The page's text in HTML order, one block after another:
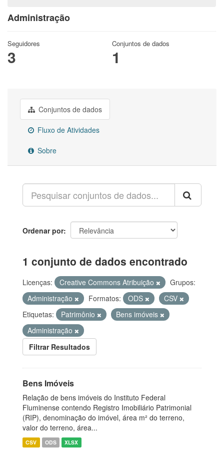
Administração
Seguidores
3
Conjuntos de dados
1
Conjuntos de dados
Fluxo de Atividades
Sobre
Ordenar por
1 conjunto de dados encontrado
Licenças: Creative Commons Atribuição
Grupos:
Administração
Formatos: ODS
CSV
Etiquetas:
Patrimônio
Bens imóveis
Administração
Filtrar Resultados
Bens Imóveis
Relação de bens imóveis do Instituto Federal
Fluminense contendo Registro Imobiliário Patrimonial
(RIP), denominação do imóvel, área m² do terreno,
valor do terreno, área...
CSV ODS XLSX